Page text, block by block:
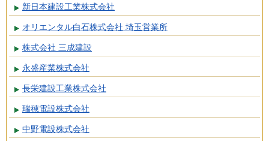
新日本建設工業株式会社
オリエンタル白石株式会社 埼玉営業所
株式会社 三成建設
永盛産業株式会社
長栄建設工業株式会社
瑞穂電設株式会社
中野電設株式会社